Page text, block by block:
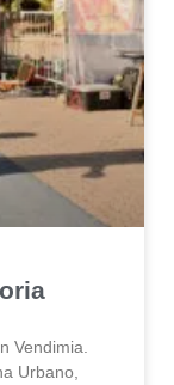
Vendimia.
Urbano,